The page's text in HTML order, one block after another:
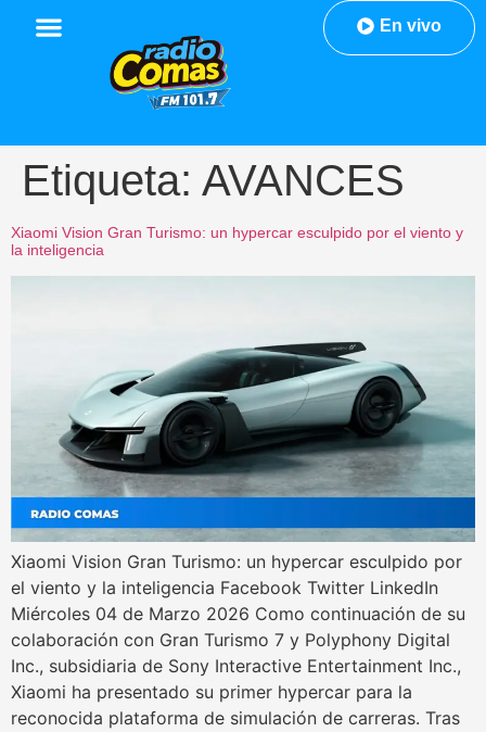
En vivo
Etiqueta: AVANCES
Xiaomi Vision Gran Turismo: un hypercar esculpido por el viento y
la inteligencia
Xiaomi Vision Gran Turismo: un hypercar esculpido por
el viento y la inteligencia Facebook Twitter LinkedIn
Miércoles 04 de Marzo 2026 Como continuación de su
colaboración con Gran Turismo 7 y Polyphony Digital
Inc., subsidiaria de Sony Interactive Entertainment Inc.,
Xiaomi ha presentado su primer hypercar para la
reconocida plataforma de simulación de carreras. Tras